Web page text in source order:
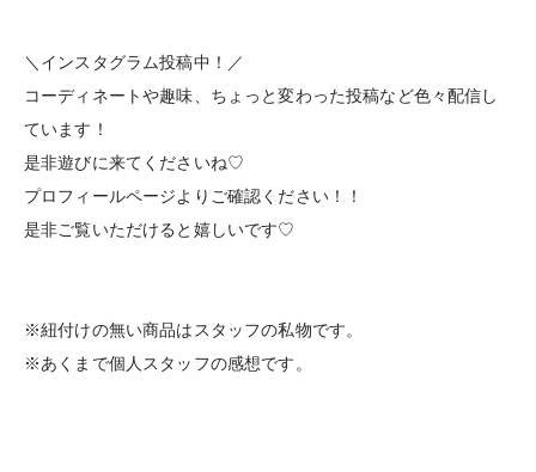
＼インスタグラム投稿中！／
コーディネートや趣味、ちょっと変わった投稿など色々配信し
ています！
是非遊びに来てくださいね♡
プロフィールページよりご確認ください！！
是非ご覧いただけると嬉しいです♡
※紐付けの無い商品はスタッフの私物です。
※あくまで個人スタッフの感想です。